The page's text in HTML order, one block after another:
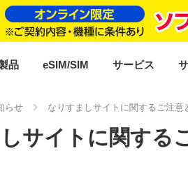
品 eSIM/SIM サービス
らせ なりすましサイトに関するご注
サイトに関する